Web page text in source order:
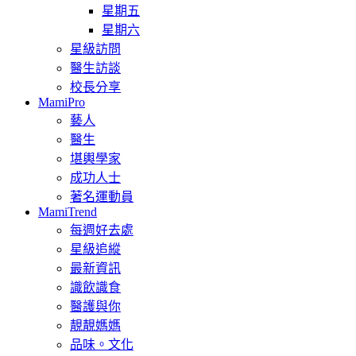
星期五
星期六
星級訪問
醫生訪談
校長分享
MamiPro
藝人
醫生
堪輿學家
成功人士
著名運動員
MamiTrend
每週好去處
星級追縱
最新資訊
識飲識食
醫護與你
靚靚媽媽
品味。文化